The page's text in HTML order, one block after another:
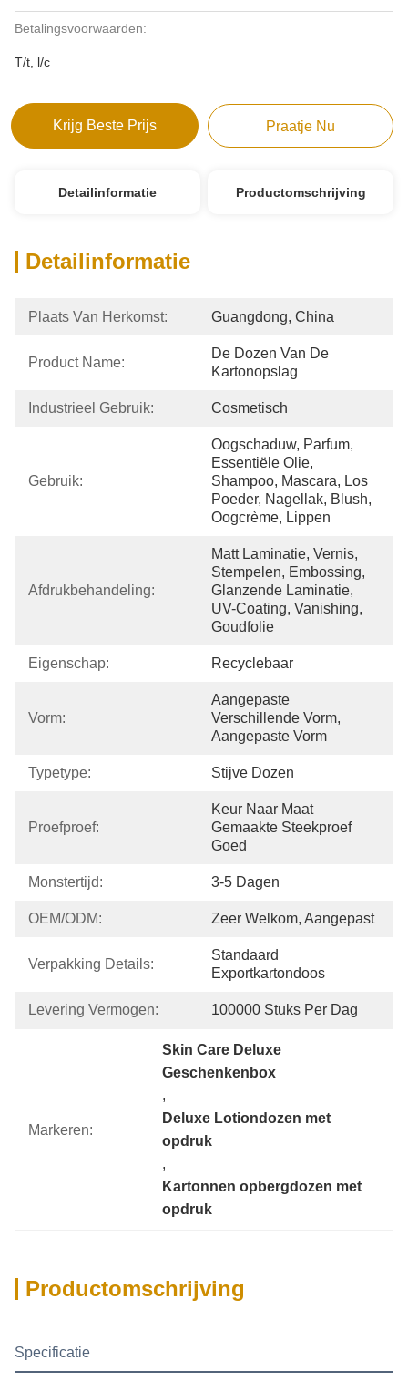
Betalingsvoorwaarden:
T/t, l/c
Krijg Beste Prijs Praatje Nu
Detailinformatie Productomschrijving
Detailinformatie
Plaats Van Herkomst: Guangdong, China
Product Name:
De Dozen Van De
Kartonopslag
Industrieel Gebruik: Cosmetisch
Gebruik:
Oogschaduw, Parfum,
Essentiële Olie,
Shampoo, Mascara, Los
Poeder, Nagellak, Blush,
Oogcrème, Lippen
Afdrukbehandeling:
Matt Laminatie, Vernis,
Stempelen, Embossing,
Glanzende Laminatie,
UV-Coating, Vanishing,
Goudfolie
Eigenschap: Recyclebaar
Vorm:
Aangepaste
Verschillende Vorm,
Aangepaste Vorm
Typetype: Stijve Dozen
Proefproef:
Keur Naar Maat
Gemaakte Steekproef
Goed
Monstertijd: 3-5 Dagen
OEM/ODM: Zeer Welkom, Aangepast
Verpakking Details:
Standaard
Exportkartondoos
Levering Vermogen: 100000 Stuks Per Dag
Markeren:
Skin Care Deluxe
Geschenkenbox
,
Deluxe Lotiondozen met
opdruk
,
Kartonnen opbergdozen met
opdruk
Productomschrijving
Specificatie